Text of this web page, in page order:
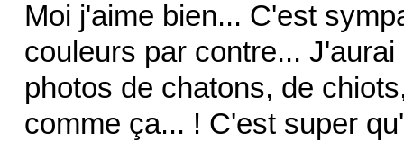
Moi j'aime bien... C'est
couleurs par contre...
photos de chatons, de
comme ça... ! C'est super